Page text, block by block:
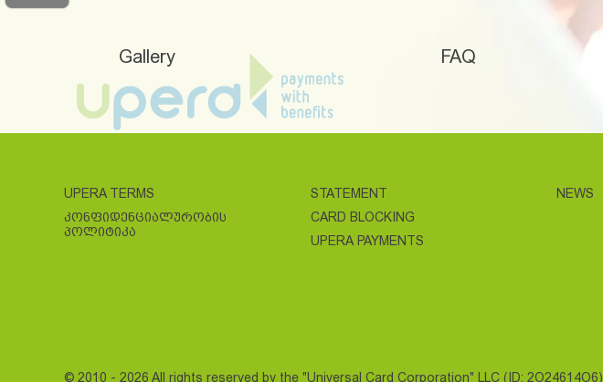
Gallery FAQ
UPERA TERMS
ᲙᲝᲜᲤᲘᲓᲔᲜᲪᲘᲐᲚᲣᲠᲝᲑᲘᲡ
ᲞᲝᲚᲘᲢᲘᲙᲐ
STATEMENT
CARD BLOCKING
UPERA PAYMENTS
NEWS
© 2010 - 2026 All rights reserved by the "Universal Card Corporation" LLC (ID: 2O24614O6)